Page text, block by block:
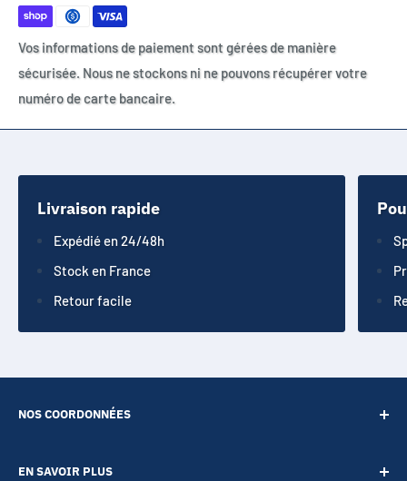
Vos informations de paiement sont gérées de manière
sécurisée. Nous ne stockons ni ne pouvons récupérer votre
numéro de carte bancaire.
Livraison rapide
Expédié en 24/48h
Stock en France
Retour facile
NOS COORDONNÉES
EN SAVOIR PLUS